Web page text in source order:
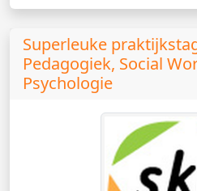
Superleuke
Pedagogiek, Social
Psychologie